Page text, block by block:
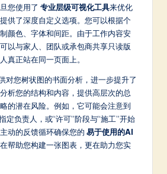
您使用了 专业层级可视化工具来优化
供了深度自定义选项。您可以根据个
颜色、字体和间距。由于工作内容安
以与家人、团队或承包商共享只读版
真正站在同一页面上。
对您树状图的书面分析，进一步提升了
析您的结构和内容，提供高层次的总
的潜在风险。例如，它可能会注意到
定负责人，或“许可”阶段与“施工”开始
动的反馈循环确保您的 易于使用的AI
帮助您构建一张图表，更在助力您实